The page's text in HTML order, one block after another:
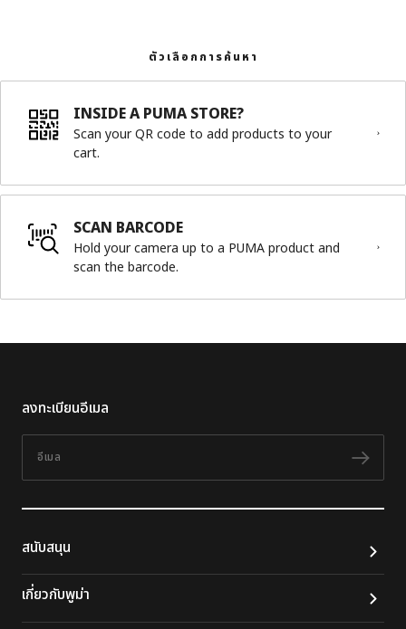
ตัวเลือกการค้นหา
INSIDE A PUMA STORE?
Scan your QR code to add products to your
cart.
SCAN BARCODE
Hold your camera up to a PUMA product and
scan the barcode.
ลงทะเบียนอีเมล
ติดต
สนับสนุน
เกี่ยวกับพูม่า